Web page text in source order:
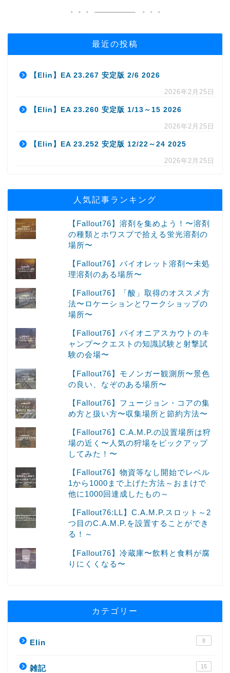
最近の投稿
【Elin】EA 23.267 安定版 2/6 2026
2026年2月25日
【Elin】EA 23.260 安定版 1/13～15 2026
2026年2月25日
【Elin】EA 23.252 安定版 12/22～24 2025
2026年2月25日
人気記事ランキング
【Fallout76】溶剤を集めよう！〜溶剤
の種類とホワスプで拾える蛍光溶剤の
場所〜
【Fallout76】バイオレット溶剤〜未処
理溶剤のある場所〜
【Fallout76】「酸」取得のオススメ方
法〜ロケーションとワークショップの
場所〜
【Fallout76】パイオニアスカウトのキ
ャンプ〜クエストの知識試験と射撃試
験の会場〜
【Fallout76】モノンガー観測所〜景色
の良い、なぞのある場所〜
【Fallout76】フュージョン・コアの集
め方と扱い方〜収集場所と節約方法〜
【Fallout76】C.A.M.P.の設置場所は狩
場の近く〜人気の狩場をピックアップ
してみた！〜
【Fallout76】物資等なし開始でレベル
1から1000まで上げた方法～おまけで
他に1000回達成したもの～
【Fallout76:LL】C.A.M.P.スロット～2
つ目のC.A.M.P.を設置することができ
る！～
【Fallout76】冷蔵庫〜飲料と食料が腐
りにくくなる〜
カテゴリー
Elin 8
雑記 15